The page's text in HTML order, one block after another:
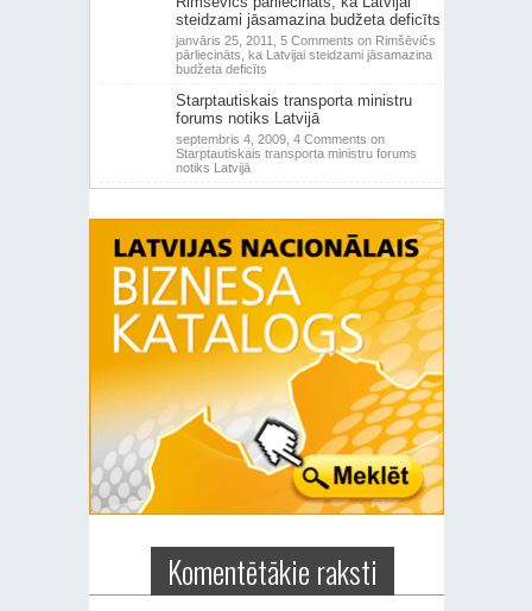
steidzami jāsamazina budžeta deficīts
janvāris 25, 2011, 5 Comments on Rimšēvičs
pārliecināts, ka Latvijai steidzami jāsamazina
budžeta deficīts
Starptautiskais transporta ministru
forums notiks Latvijā
septembris 4, 2009, 4 Comments on
Starptautiskais transporta ministru forums
notiks Latvijā
Komentētākie raksti